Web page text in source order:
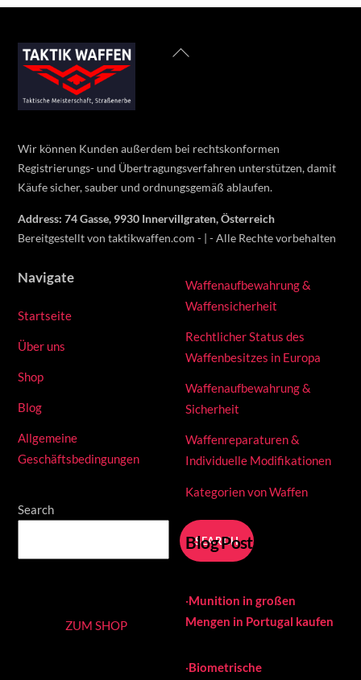
The
options
on
the
product
Back
Wir können Kunden außerdem bei rechtskonformen
Registrierungs- und Übertragungsverfahren unterstützen, damit
Käufe sicher, sauber und ordnungsgemäß ablaufen.
Address: 74 Gasse, 9930 Innervillgraten, Österreich
Bereitgestellt von taktikwaffen.com - | - Alle Rechte vorbehalten
Navigate
Startseite
Über uns
Shop
Blog
Allgemeine
Geschäftsbedingungen
Search
SEARCH
Waffenaufbewahrung &
Waffensicherheit
Rechtlicher Status des
Waffenbesitzes in Europa
Waffenaufbewahrung &
Sicherheit
Waffenreparaturen &
Individuelle Modifikationen
Kategorien von Waffen
Blog Posts
ZUM SHOP
·Munition in großen
Mengen in Portugal kaufen
·Biometrische